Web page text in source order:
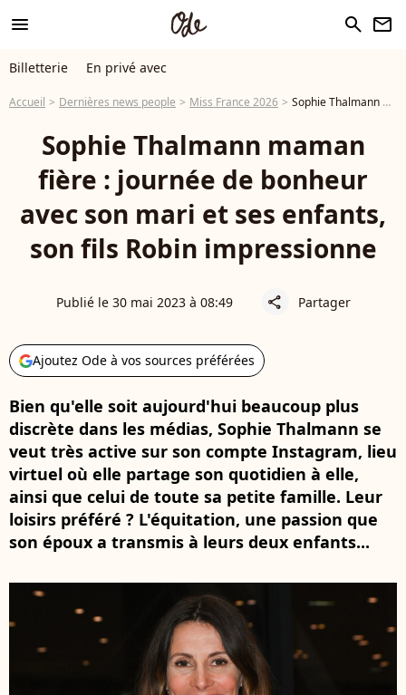
menu search newsletter
Billetterie En privé avec
Accueil Dernières news people Miss France 2026 Sophie Thalmann maman fière : journée de bonheur avec son mari et ses enfants, son fils Robin impressionne
Sophie Thalmann maman
fière : journée de bonheur
avec son mari et ses enfants,
son fils Robin impressionne
Publié le 30 mai 2023 à 08:49 share Partager
Ajoutez Ode à vos sources préférées
Bien qu'elle soit aujourd'hui beaucoup plus
discrète dans les médias, Sophie Thalmann se
veut très active sur son compte Instagram, lieu
virtuel où elle partage son quotidien à elle,
ainsi que celui de toute sa petite famille. Leur
loisirs préféré ? L'équitation, une passion que
son époux a transmis à leurs deux enfants...